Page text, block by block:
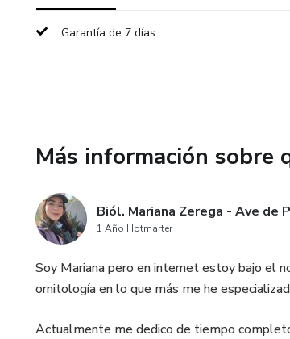
Garantía de 7 días
Más información sobre
Biól. Mariana Zerega - Ave de
1 Año Hotmarter
Soy Mariana pero en internet estoy bajo el
ornitología en lo que más me he
Actualmente me dedico de tiempo